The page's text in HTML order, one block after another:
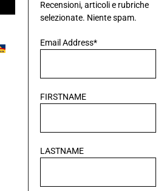
Recensioni, articoli e rubriche
selezionate. Niente spam.
Email Address*
FIRSTNAME
LASTNAME